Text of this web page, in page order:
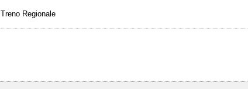
Treno Regionale